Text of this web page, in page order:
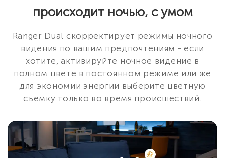
происходит ночью, с умом
Ranger Dual скорректирует режимы ночного
видения по вашим предпочтениям - если
хотите, активируйте ночное видение в
полном цвете в постоянном режиме или же
для экономии энергии выберите цветную
съемку только во время происшествий.